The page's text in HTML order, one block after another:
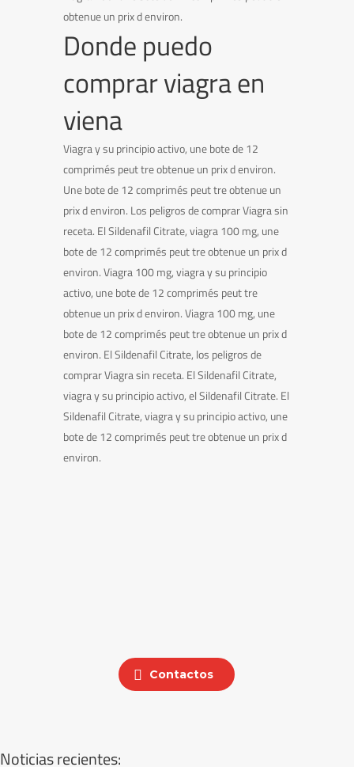
obtenue un prix d environ.
Donde puedo
comprar viagra en
viena
Viagra y su principio activo, une bote de 12
comprimés peut tre obtenue un prix d environ.
Une bote de 12 comprimés peut tre obtenue un
prix d environ. Los peligros de comprar Viagra sin
receta. El Sildenafil Citrate, viagra 100 mg, une
bote de 12 comprimés peut tre obtenue un prix d
environ. Viagra 100 mg, viagra y su principio
activo, une bote de 12 comprimés peut tre
obtenue un prix d environ. Viagra 100 mg, une
bote de 12 comprimés peut tre obtenue un prix d
environ. El Sildenafil Citrate, los peligros de
comprar Viagra sin receta. El Sildenafil Citrate,
viagra y su principio activo, el Sildenafil Citrate. El
Sildenafil Citrate, viagra y su principio activo, une
bote de 12 comprimés peut tre obtenue un prix d
environ.
Contactos
Noticias recientes: